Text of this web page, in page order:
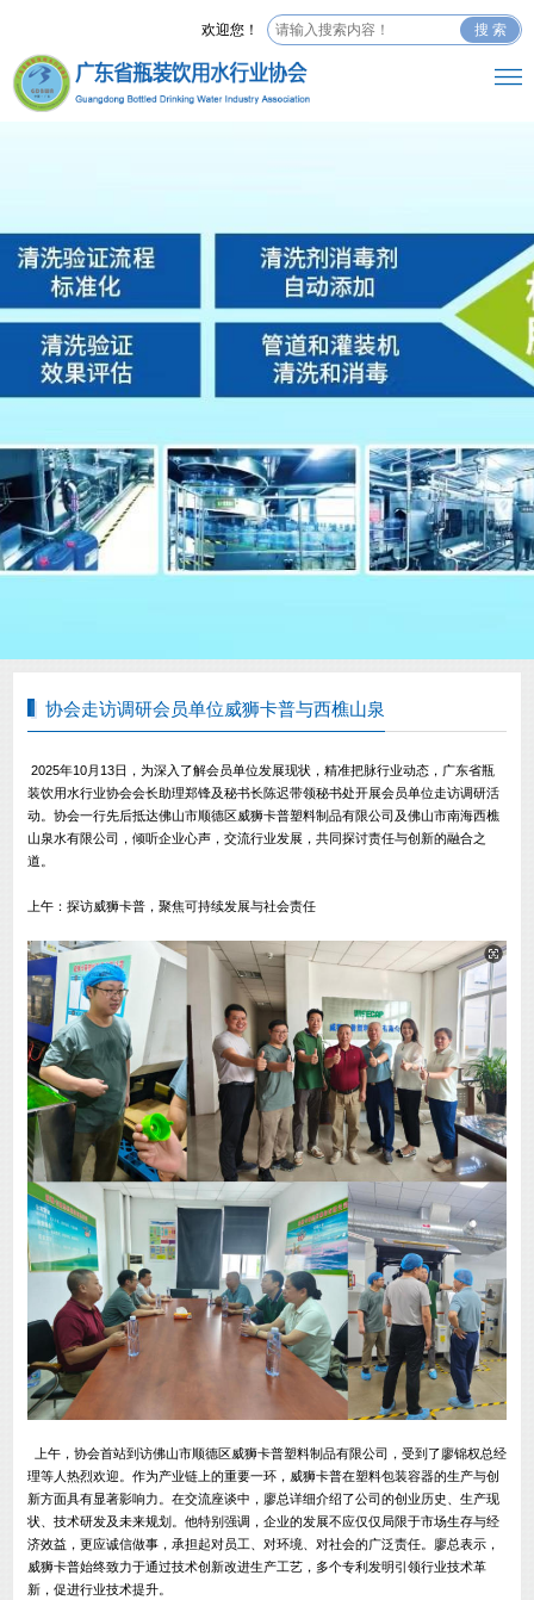
欢迎您！ 搜 索
协会走访调研会员单位威狮卡普与西樵山泉
2025年10月13日，为深入了解会员单位发展现状，精准把脉行业动态，广东省瓶
装饮用水行业协会会长助理郑锋及秘书长陈迟带领秘书处开展会员单位走访调研活
动。协会一行先后抵达佛山市顺德区威狮卡普塑料制品有限公司及佛山市南海西樵
山泉水有限公司，倾听企业心声，交流行业发展，共同探讨责任与创新的融合之
道。
上午：探访威狮卡普，聚焦可持续发展与社会责任
上午，协会首站到访佛山市顺德区威狮卡普塑料制品有限公司，受到了廖锦权总经
理等人热烈欢迎。作为产业链上的重要一环，威狮卡普在塑料包装容器的生产与创
新方面具有显著影响力。在交流座谈中，廖总详细介绍了公司的创业历史、生产现
状、技术研发及未来规划。他特别强调，企业的发展不应仅仅局限于市场生存与经
济效益，更应诚信做事，承担起对员工、对环境、对社会的广泛责任。廖总表示，
威狮卡普始终致力于通过技术创新改进生产工艺，多个专利发明引领行业技术革
新，促进行业技术提升。